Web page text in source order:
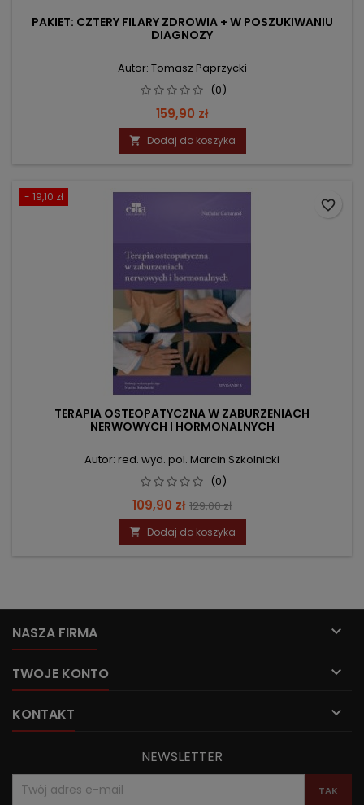
PAKIET: CZTERY FILARY ZDROWIA + W POSZUKIWANIU
DIAGNOZY
Autor: Tomasz Paprzycki
(0)
Cena
159,90 zł
 Dodaj do koszyka
- 19,10 zł
TERAPIA OSTEOPATYCZNA W ZABURZENIACH
NERWOWYCH I HORMONALNYCH
Autor: red. wyd. pol. Marcin Szkolnicki
(0)
Cena
109,90 zł Cena
podstawowa
129,00 zł
 Dodaj do koszyka
favorite_border
NASZA FIRMA 
TWOJE KONTO 
KONTAKT 
NEWSLETTER